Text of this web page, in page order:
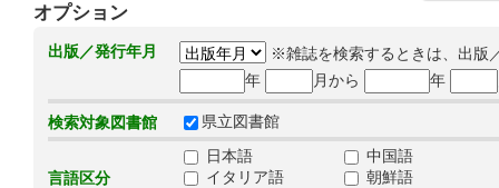
オプション
出版／発行年月
※雑誌を検索するときは、出版
年
月から 年
検索対象図書館 県立図書館
言語区分
日本語
中国語
イタリア語
朝鮮語